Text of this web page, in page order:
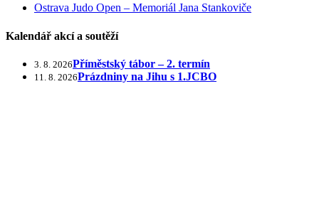
Ostrava Judo Open – Memoriál Jana Stankoviče
Kalendář akcí a soutěží
3. 8. 2026Příměstský tábor – 2. termín
11. 8. 2026Prázdniny na Jihu s 1.JCBO